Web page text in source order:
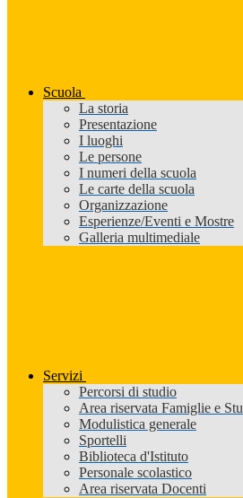
Scuola
La storia
Presentazione
I luoghi
Le persone
I numeri della scuola
Le carte della scuola
Organizzazione
Esperienze/Eventi e Mostre
Galleria multimediale
Servizi
Percorsi di studio
Area riservata Famiglie e
Modulistica generale
Sportelli
Biblioteca d'Istituto
Personale scolastico
Area riservata Docenti